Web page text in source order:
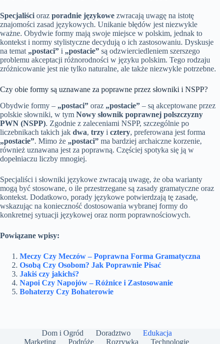
Specjaliści oraz poradnie językowe zwracają uwagę na istotę
znajomości zasad językowych. Unikanie błędów jest niezwykle
ważne. Obydwie formy mają swoje miejsce w polskim, jednak to
kontekst i normy stylistyczne decydują o ich zastosowaniu. Dyskusje
na temat „postaci” i „postacie” są odzwierciedleniem szerszego
problemu akceptacji różnorodności w języku polskim. Tego rodzaju
zróżnicowanie jest nie tylko naturalne, ale także niezwykle potrzebne.
Czy obie formy są uznawane za poprawne przez słowniki i NSPP?
Obydwie formy – „postaci” oraz „postacie” – są akceptowane przez
polskie słowniki, w tym Nowy słownik poprawnej polszczyzny
PWN (NSPP). Zgodnie z zaleceniami NSPP, szczególnie po
liczebnikach takich jak dwa, trzy i cztery, preferowana jest forma
„postacie”. Mimo że „postaci” ma bardziej archaiczne korzenie,
również uznawana jest za poprawną. Częściej spotyka się ją w
dopełniaczu liczby mnogiej.
Specjaliści i słowniki językowe zwracają uwagę, że oba warianty
mogą być stosowane, o ile przestrzegane są zasady gramatyczne oraz
kontekst. Dodatkowo, porady językowe potwierdzają tę zasadę,
wskazując na konieczność dostosowania wybranej formy do
konkretnej sytuacji językowej oraz norm poprawnościowych.
Powiązane wpisy:
Meczy Czy Meczów – Poprawna Forma Gramatyczna
Osobą Czy Osobom? Jak Poprawnie Pisać
Jakiś czy jakichś?
Napoi Czy Napojów – Różnice i Zastosowanie
Bohaterzy Czy Bohaterowie
Dom i Ogród Doradztwo
Edukacja
Marketing
Podróże Rozrywka Technologie